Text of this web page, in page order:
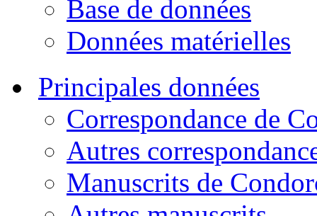
Base de données
Données matérielles
Principales données
Correspondance de
Autres
Manuscrits de